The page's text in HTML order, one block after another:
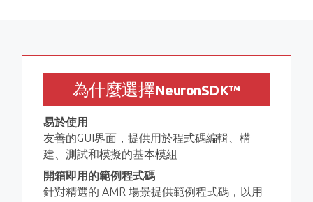
為什麼選擇NeuronSDK™
易於使用
友善的GUI界面，提供用於程式碼編輯、構
建、測試和模擬的基本模組
開箱即用的範例程式碼
針對精選的 AMR 場景提供範例程式碼，以用